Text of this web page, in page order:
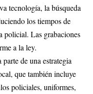
tecnología, la búsqueda
los tiempos de
policial. Las grabaciones
a la ley.
de una estrategia
que también incluye
policiales, uniformes,